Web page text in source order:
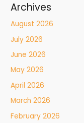
Archives
August 2026
July 2026
June 2026
May 2026
April 2026
March 2026
February 2026